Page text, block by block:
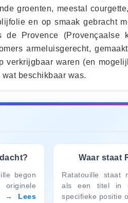
groenten, meestal
en op smaak gebracht
de Provence (Provençaalse
armeluisgerecht,
verkrijgbaar waren (en
beschikbaar was.
begon
Lees
Waar staat
Ratatouille staat
als een titel in
specifieke positie